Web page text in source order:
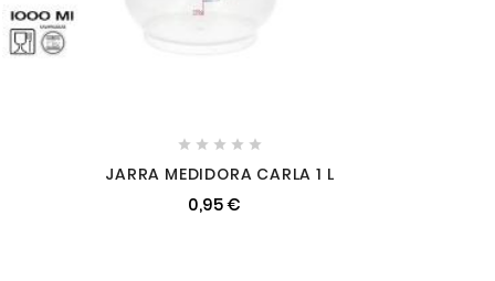
    
JARRA MEDIDORA CARLA 1 L
0,95 €